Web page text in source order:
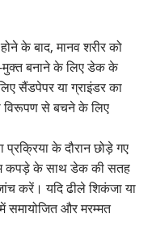
के बाद, मानव शरीर को
बनाने के लिए डेक के
सैंडपेपर या ग्राइंडर का
विरूपण से बचने के लिए
के दौरान छोड़े गए
कपड़े के साथ डेक की सतह
करें। यदि ढीले शिकंजा या
समायोजित और मरम्मत